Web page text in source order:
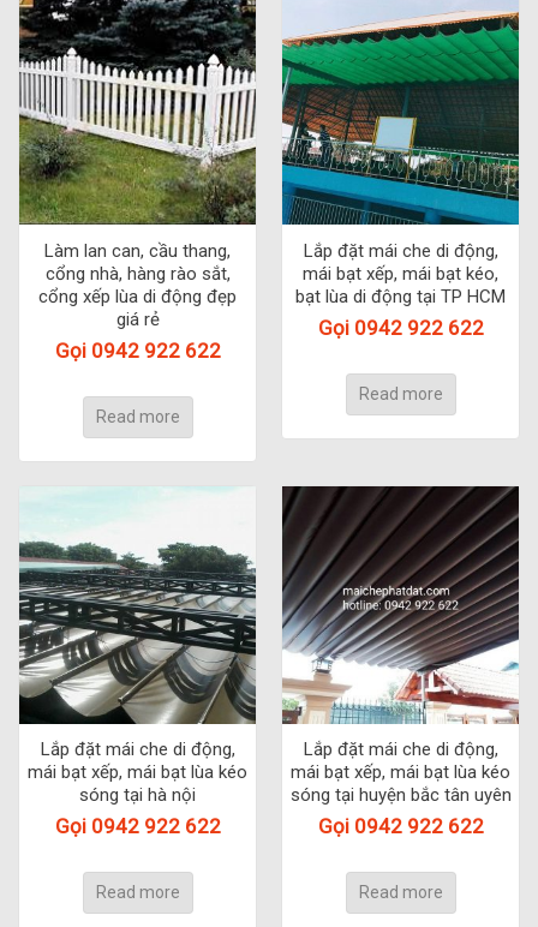
Làm lan can, cầu thang,
cổng nhà, hàng rào sắt,
cổng xếp lùa di động đẹp
giá rẻ
Gọi 0942 922 622
Read more
Lắp đặt mái che di động,
mái bạt xếp, mái bạt kéo,
bạt lùa di động tại TP HCM
Gọi 0942 922 622
Read more
Lắp đặt mái che di động,
mái bạt xếp, mái bạt lùa kéo
sóng tại hà nội
Gọi 0942 922 622
Read more
Lắp đặt mái che di động,
mái bạt xếp, mái bạt lùa kéo
sóng tại huyện bắc tân uyên
Gọi 0942 922 622
Read more